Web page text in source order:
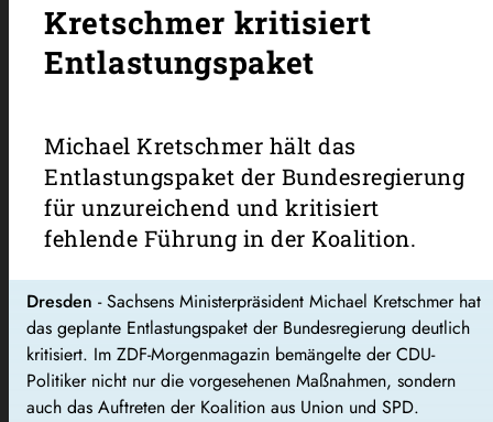
Kretschmer kritisiert
Entlastungspaket
Michael Kretschmer hält das
Entlastungspaket der Bundesregierung
für unzureichend und kritisiert
fehlende Führung in der Koalition.
Dresden - Sachsens Ministerpräsident Michael Kretschmer hat
das geplante Entlastungspaket der Bundesregierung deutlich
kritisiert. Im ZDF-Morgenmagazin bemängelte der CDU-
Politiker nicht nur die vorgesehenen Maßnahmen, sondern
auch das Auftreten der Koalition aus Union und SPD.